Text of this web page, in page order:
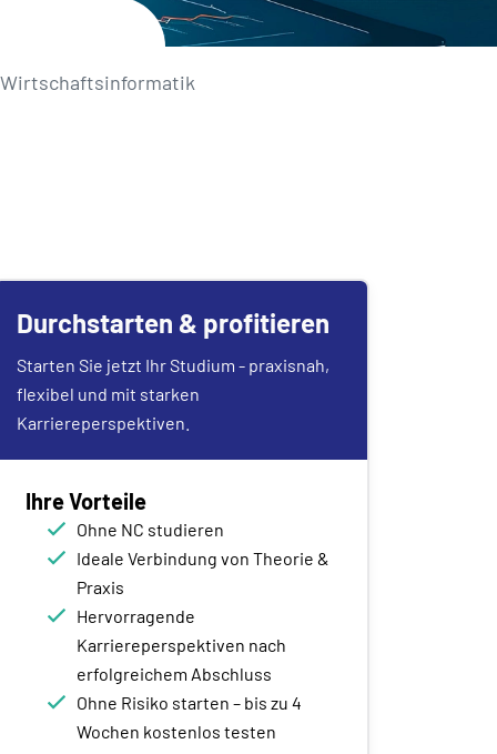
Wirtschaftsinformatik
Durchstarten & profitieren
Starten Sie jetzt Ihr Studium - praxisnah,
flexibel und mit starken
Karriereperspektiven.
Ihre Vorteile
Ohne NC studieren
Ideale Verbindung von Theorie &
Praxis
Hervorragende
Karriereperspektiven nach
erfolgreichem Abschluss
Ohne Risiko starten – bis zu 4
Wochen kostenlos testen